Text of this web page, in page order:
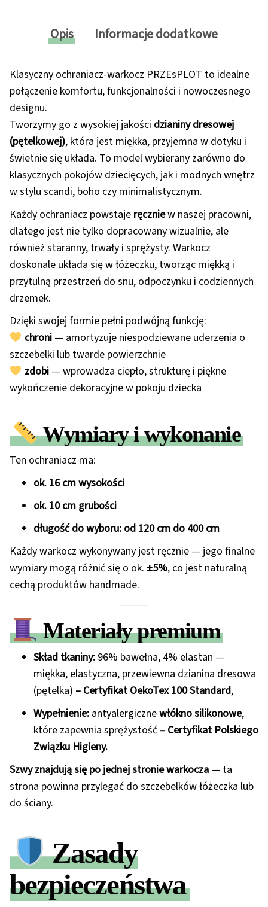
Opis Informacje dodatkowe
Klasyczny ochraniacz-warkocz PRZEsPLOT to idealne
połączenie komfortu, funkcjonalności i nowoczesnego
designu.
Tworzymy go z wysokiej jakości dzianiny dresowej
(pętelkowej), która jest miękka, przyjemna w dotyku i
świetnie się układa. To model wybierany zarówno do
klasycznych pokojów dziecięcych, jak i modnych wnętrz
w stylu scandi, boho czy minimalistycznym.
Każdy ochraniacz powstaje ręczniew naszej pracowni,
dlatego jest nie tylko dopracowany wizualnie, ale
również staranny, trwały i sprężysty. Warkocz
doskonale układa się w łóżeczku, tworząc miękką i
przytulną przestrzeń do snu, odpoczynku i codziennych
drzemek.
Dzięki swojej formie pełni podwójną funkcję:
chroni— amortyzuje niespodziewane uderzenia o
szczebelki lub twarde powierzchnie
zdobi— wprowadza ciepło, strukturę i piękne
wykończenie dekoracyjne w pokoju dziecka
Wymiary i wykonanie
Ten ochraniacz ma:
ok. 16 cm wysokości
ok. 10 cm grubości
długość do wyboru: od 120 cm do 400 cm
Każdy warkocz wykonywany jest ręcznie — jego finalne
wymiary mogą różnić się o ok. ±5%, co jest naturalną
cechą produktów handmade.
Materiały premium
Skład tkaniny: 96% bawełna, 4% elastan —
miękka, elastyczna, przewiewna dzianina dresowa
(pętelka) – Certyfikat OekoTex 100 Standard,
Wypełnienie: antyalergicznewłókno silikonowe,
które zapewnia sprężystość – Certyfikat Polskiego
Związku Higieny.
Szwy znajdują się po jednej stronie warkocza — ta
strona powinna przylegać do szczebelków łóżeczka lub
do ściany.
Zasady
bezpieczeństwa